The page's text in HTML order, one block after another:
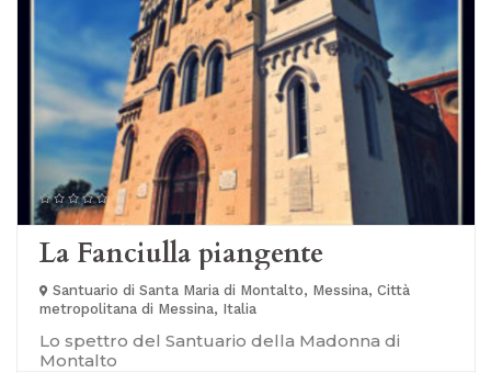
La Fanciulla piangente
Santuario di Santa Maria di Montalto, Messina, Città
metropolitana di Messina, Italia
Lo spettro del Santuario della Madonna di
Montalto